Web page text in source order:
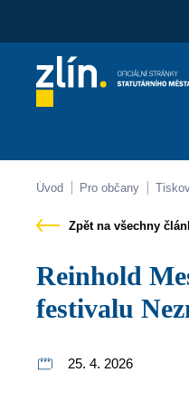
Kontakty
Úvod Pro občany
Zpět na všechny
Reinhold Messner ve Zlíně! Legenda hor byla vrcholem
festivalu
25. 4. 2026